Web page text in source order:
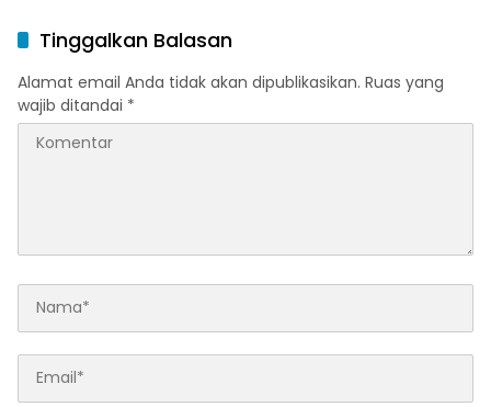
Tinggalkan Balasan
Alamat email Anda tidak akan dipublikasikan. Ruas yang
wajib ditandai *